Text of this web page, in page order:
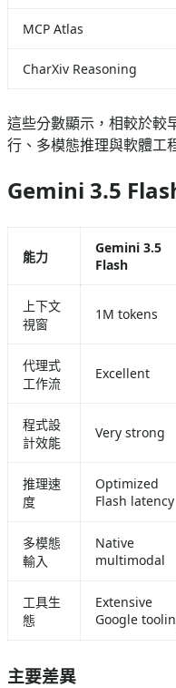
MCP Atlas
CharXiv Reasoning
這些分數顯示，相較於較
行、多模態推理與軟體工
Gemini 3.5
能力
Gemini 3.5
Flash
上下文
視窗
1M tokens
代理式
工作流
Excellent
程式設
計效能
Very strong
推理速
度
Optimized
Flash latency
多模態
輸入
Native
multimodal
工具生
態
Extensive
Google
主要差異